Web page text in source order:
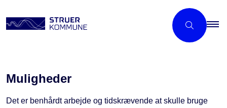
Muligheder
Det er benhårdt arbejde og tidskrævende at skulle bruge